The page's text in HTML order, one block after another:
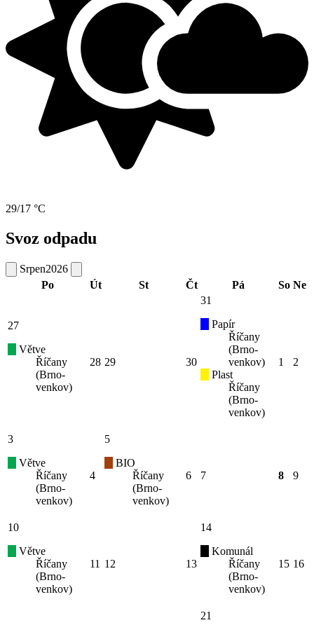
29/17 °C
Svoz odpadu
Srpen2026
Po
Út St Čt Pá So Ne
27
Větve
Říčany
(Brno-
venkov)
28 29 30
31
Papír
Říčany
(Brno-
venkov)
Plast
Říčany
(Brno-
venkov)
1 2
3
Větve
Říčany
(Brno-
venkov)
4
5
BIO
Říčany
(Brno-
venkov)
6 7 8 9
10
Větve
Říčany
(Brno-
venkov)
11 12 13
14
Komunál
Říčany
(Brno-
venkov)
15 16
21